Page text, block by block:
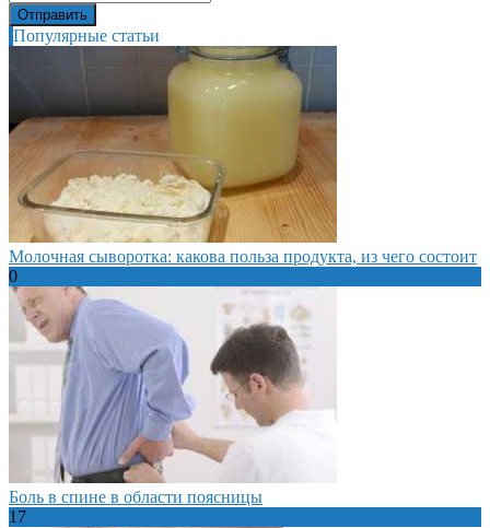
Популярные статьи
Молочная сыворотка: какова польза продукта, из чего состоит
0
Боль в спине в области поясницы
17